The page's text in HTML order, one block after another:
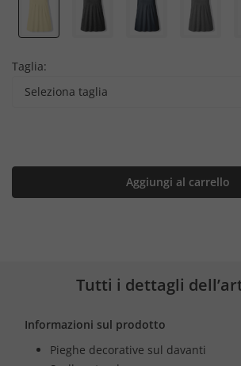
Taglia:
Seleziona taglia
Aggiungi al carrello
Tutti i dettagli
Informazioni sul prodotto
Pieghe decorative sul davanti